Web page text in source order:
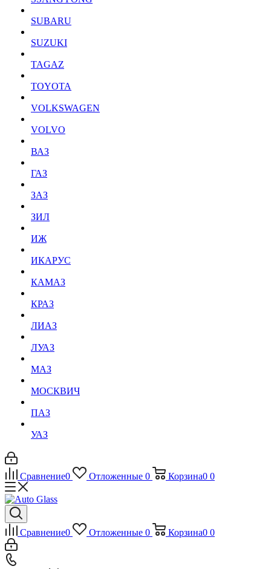
SUBARU
SUZUKI
TAGAZ
TOYOTA
VOLKSWAGEN
VOLVO
ВАЗ
ГАЗ
ЗАЗ
ЗИЛ
ИЖ
ИКАРУС
КАМАЗ
КРАЗ
ЛИАЗ
ЛУАЗ
МАЗ
МОСКВИЧ
ПАЗ
УАЗ
Сравнение0 Отложенные 0 Корзина0 0
Сравнение0 Отложенные 0 Корзина0 0